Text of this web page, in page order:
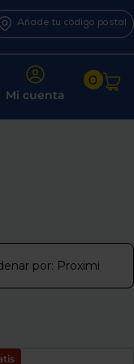
Añade tu código postal
Mi cuenta
0